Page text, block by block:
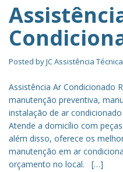
Posted byJC Assistência Técnica
Assistência Ar Condicionado
manutenção preventiva,
instalação de ar
Atende a domicílio com
além disso, oferece os
manutenção em ar
orçamento no local. […]